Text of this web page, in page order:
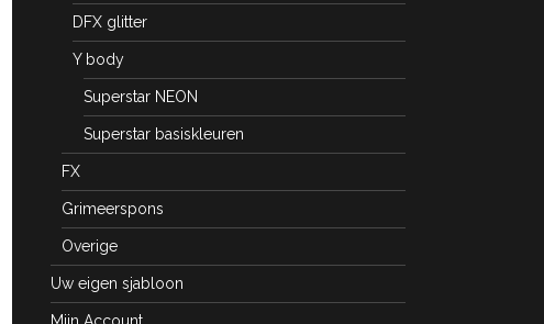
DFX glitter
Y body
Superstar NEON
Superstar basiskleuren
FX
Grimeerspons
Overige
Uw eigen sjabloon
Mijn Account